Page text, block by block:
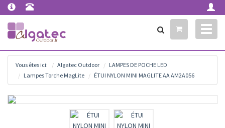
Vous êtes ici: Algatec Outdoor
LAMPES DE POCHE LED
Lampes Torche MagLite
ÉTUI NYLON MINI MAGLITE AA AM2A056